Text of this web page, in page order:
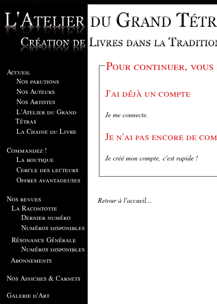
Accueil
Nos parutions
Nos Auteurs
Nos Artistes
L'Atelier du Grand
Tétras
La Chaine du Livre
Commandez !
La boutique
Cercle des lecteurs
Offres avantageuses
Nos revues
La Racontotte
Dernier numéro
Numéros disponibles
Résonance Générale
Numéros disponibles
Abonnements
Nos Affiches & Carnets
Galerie d'Art
Pour continuer, vous
J'ai déjà un compte
Je me connecte.
Je n'ai pas encore de
Je créé mon compte, c'est rapide !
Retour à l'accueil...